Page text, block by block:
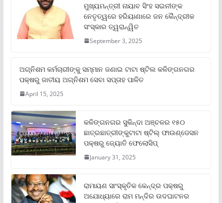
ମୁଖ୍ୟମନ୍ତ୍ରୀ ନାୟାବ ସିଂହ ସଇନୀଙ୍କ
ନେତୃତ୍ୱରେ ହରିୟାଣାରେ ଜନ କୈନ୍ଦ୍ରୀକ
ସଂସ୍କାର ତ୍ୱରାନ୍ୱିତ
September 3, 2025
ଅଗ୍ନିଶମ କର୍ମଚାରୀଙ୍କୁ ସମ୍ମାନ ଜଣାଇ ଟାଟା ଷ୍ଟିଲ କଳିଙ୍ଗନଗର
ପକ୍ଷରୁ ଜାତୀୟ ଅଗ୍ନିଶମ ସେବା ସପ୍ତାହ ପାଳିତ
April 15, 2025
କଳିଙ୍ଗନଗର ସୁକିନ୍ଦା ଅଞ୍ଚଳର ୧୫୦
ଛାତ୍ରଛାତ୍ରୀଙ୍କୁଟାଟା ଷ୍ଟିଲ୍ ଫାଉଣ୍ଡେସନ
ପକ୍ଷରୁ ଜ୍ୟୋତି ଫେଲୋସିପ୍‌
January 31, 2025
ରାମାୟଣ ସାଂସ୍କୃତିକ କେନ୍ଦ୍ର ପକ୍ଷରୁ
ଅଯୋଧ୍ୟାରେ ରାମ ମନ୍ଦିର ଉଦଘାଟନର